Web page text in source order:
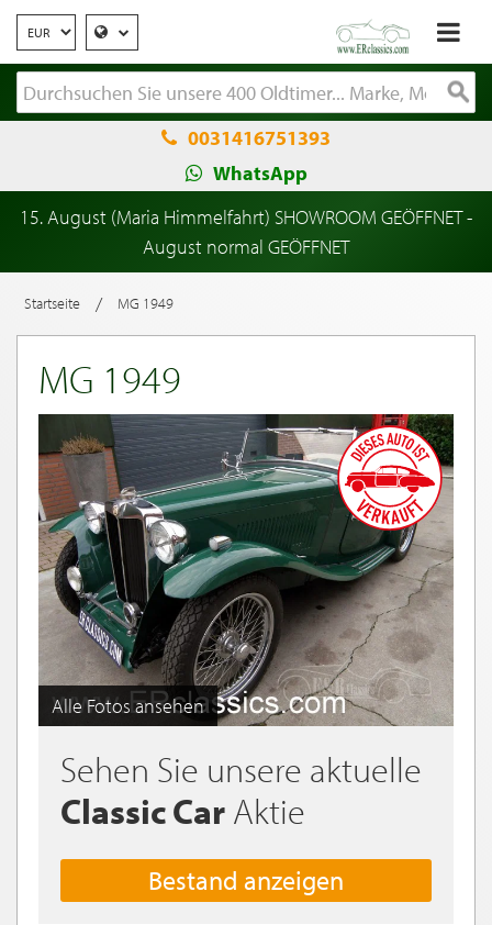
0031416751393
WhatsApp
15. August (Maria Himmelfahrt) SHOWROOM GEÖFFNET -
August normal GEÖFFNET
Startseite / MG 1949
MG 1949
Alle Fotos ansehen
Sehen Sie unsere aktuelle
Classic Car Aktie
Bestand anzeigen